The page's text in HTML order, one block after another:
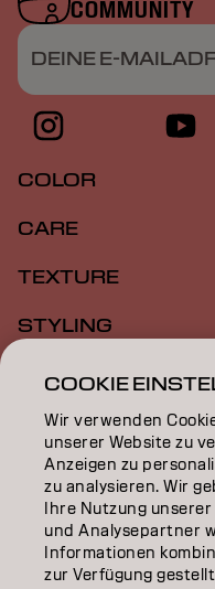
COMMUNITY
DEINE E-
COLOR
CARE
TEXTURE
STYLING
INSPIRATION
EDUCATION
ÜBER
SALON FINDER
PARTNER WERDEN
COOKIE
Wir verwenden
unserer Website zu
Anzeigen zu
zu analysieren. Wir
Ihre Nutzung unserer
und Analysepartner
Informationen
zur Verfügung